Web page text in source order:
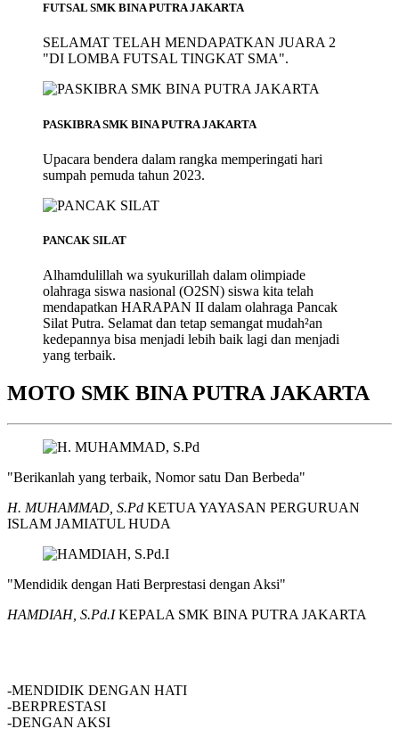
FUTSAL SMK BINA PUTRA JAKARTA
SELAMAT TELAH MENDAPATKAN JUARA 2
"DI LOMBA FUTSAL TINGKAT SMA".
PASKIBRA SMK BINA PUTRA JAKARTA
Upacara bendera dalam rangka memperingati hari
sumpah pemuda tahun 2023.
PANCAK SILAT
Alhamdulillah wa syukurillah dalam olimpiade
olahraga siswa nasional (O2SN) siswa kita telah
mendapatkan HARAPAN II dalam olahraga Pancak
Silat Putra. Selamat dan tetap semangat mudah²an
kedepannya bisa menjadi lebih baik lagi dan menjadi
yang terbaik.
MOTO SMK BINA PUTRA JAKARTA
"Berikanlah yang terbaik, Nomor satu Dan Berbeda"
H. MUHAMMAD, S.Pd KETUA YAYASAN PERGURUAN
ISLAM JAMIATUL HUDA
"Mendidik dengan Hati Berprestasi dengan Aksi"
HAMDIAH, S.Pd.IKEPALA SMK BINA PUTRA JAKARTA
-MENDIDIK DENGAN HATI
-BERPRESTASI
-DENGAN AKSI